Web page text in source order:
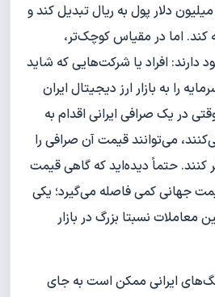
کسی می‌تواند مثلاً ۱۰۰ میلیون دلار پول به ریال تبدیل کند و
کند. اما در مقیاس کوچک‌تر،
دارند: افراد یا شرکت‌هایی که شاید
را به بازار ارز دیجیتال ایران
وقتی در یک صرافی ایرانی اقدام به
می‌توانند قیمت آن صرافی را
کنند. حتماً دیده‌اید که گاهی قیمت
جهانی کمی فاصله می‌گیرد؛ یکی
معاملات نسبتا بزرگ در بازار
ایرانی ممکن است به جای